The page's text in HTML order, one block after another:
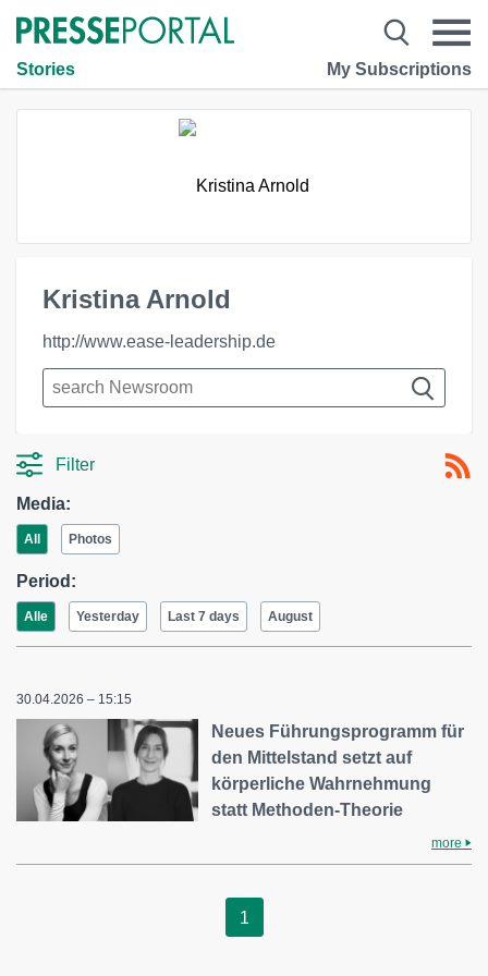
Stories My Subscriptions
Kristina Arnold
http://www.ease-leadership.de
Filter
Media:
All Photos
Period:
Alle Yesterday Last 7 days August
30.04.2026 – 15:15
Neues Führungsprogramm für
den Mittelstand setzt auf
körperliche Wahrnehmung
statt Methoden-Theorie
more
1